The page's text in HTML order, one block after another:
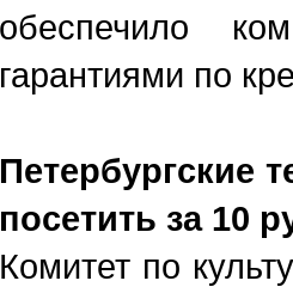
обеспечило
гарантиями по
Петербургские
посетить за 10
Комитет по